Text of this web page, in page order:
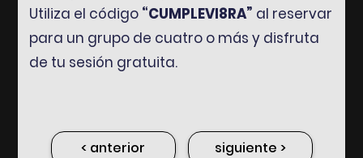
Utiliza el código “CUMPLEVI8RA” al reservar
para un grupo de cuatro o más y disfruta
de tu sesión gratuita.
< anterior siguiente >